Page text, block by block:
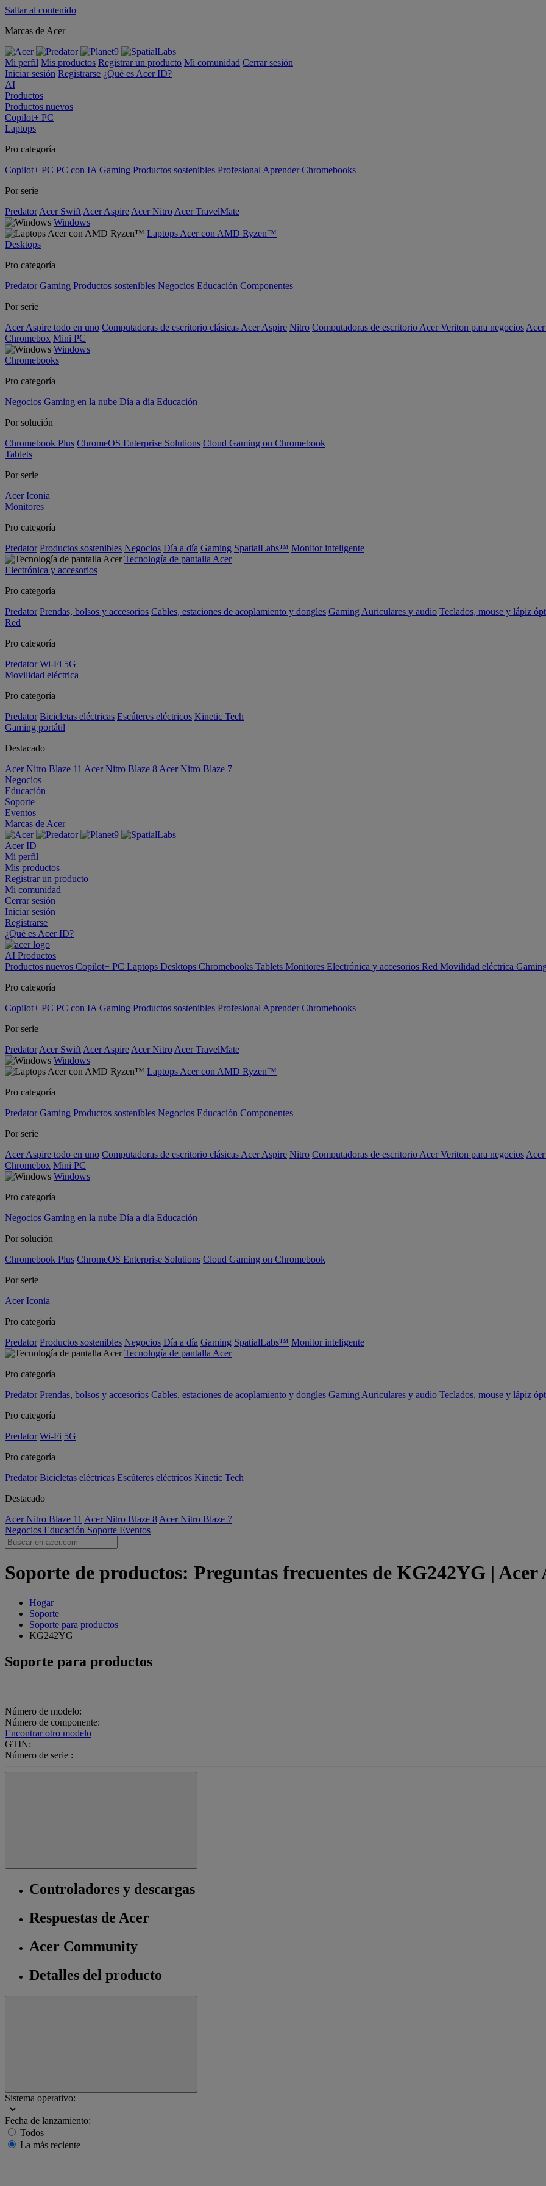
Saltar al contenido
Marcas de Acer
Mi perfil Mis productos Registrar un producto Mi comunidad Cerrar sesión
Iniciar sesión Registrarse ¿Qué es Acer ID?
AI
Productos
Productos nuevos
Copilot+ PC
Laptops
Pro categoría
Copilot+ PC PC con IA Gaming Productos sostenibles Profesional Aprender Chromebooks
Por serie
Predator Acer Swift Acer Aspire Acer Nitro Acer TravelMate
Windows
Laptops Acer con AMD Ryzen™
Desktops
Pro categoría
Predator Gaming Productos sostenibles Negocios Educación Componentes
Por serie
Acer Aspire todo en uno Computadoras de escritorio clásicas Acer Aspire Nitro Computadoras de escritorio Acer Veriton para negocios
Chromebox Mini PC
Windows
Chromebooks
Pro categoría
Negocios Gaming en la nube Día a día Educación
Por solución
Chromebook Plus ChromeOS Enterprise Solutions Cloud Gaming on Chromebook
Tablets
Por serie
Acer Iconia
Monitores
Pro categoría
Predator Productos sostenibles Negocios Día a día Gaming SpatialLabs™ Monitor inteligente
Tecnología de pantalla Acer
Electrónica y accesorios
Pro categoría
Predator Prendas, bolsos y accesorios Cables, estaciones de acoplamiento y dongles Gaming Auriculares y audio Teclados, mouse y lápiz
Red
Pro categoría
Predator Wi-Fi 5G
Movilidad eléctrica
Pro categoría
Predator Bicicletas eléctricas Escúteres eléctricos Kinetic Tech
Gaming portátil
Destacado
Acer Nitro Blaze 11 Acer Nitro Blaze 8 Acer Nitro Blaze 7
Negocios
Educación
Soporte
Eventos
Marcas de Acer
Acer ID
Mi perfil
Mis productos
Registrar un producto
Mi comunidad
Cerrar sesión
Iniciar sesión
Registrarse
¿Qué es Acer ID?
AI Productos
Productos nuevos Copilot+ PC Laptops Desktops Chromebooks Tablets Monitores Electrónica y accesorios Red Movilidad eléctrica
Pro categoría
Copilot+ PC PC con IA Gaming Productos sostenibles Profesional Aprender Chromebooks
Por serie
Predator Acer Swift Acer Aspire Acer Nitro Acer TravelMate
Windows
Laptops Acer con AMD Ryzen™
Pro categoría
Predator Gaming Productos sostenibles Negocios Educación Componentes
Por serie
Acer Aspire todo en uno Computadoras de escritorio clásicas Acer Aspire Nitro Computadoras de escritorio Acer Veriton para negocios
Chromebox Mini PC
Windows
Pro categoría
Negocios Gaming en la nube Día a día Educación
Por solución
Chromebook Plus ChromeOS Enterprise Solutions Cloud Gaming on Chromebook
Por serie
Acer Iconia
Pro categoría
Predator Productos sostenibles Negocios Día a día Gaming SpatialLabs™ Monitor inteligente
Tecnología de pantalla Acer
Pro categoría
Predator Prendas, bolsos y accesorios Cables, estaciones de acoplamiento y dongles Gaming Auriculares y audio Teclados, mouse y lápiz
Pro categoría
Predator Wi-Fi 5G
Pro categoría
Predator Bicicletas eléctricas Escúteres eléctricos Kinetic Tech
Destacado
Acer Nitro Blaze 11 Acer Nitro Blaze 8 Acer Nitro Blaze 7
Negocios Educación Soporte Eventos
Soporte de productos: Preguntas frecuentes de KG242YG |
Hogar
Soporte
Soporte para productos
KG242YG
Soporte para productos
Número de modelo:
Número de componente:
Encontrar otro modelo
GTIN:
Número de serie :
Controladores y descargas
Respuestas de Acer
Acer Community
Detalles del producto
Sistema operativo:
Fecha de lanzamiento:
Todos
La más reciente